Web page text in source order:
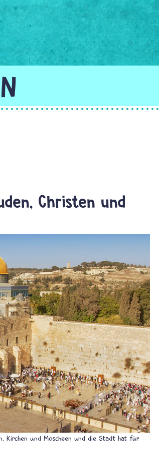
Christen und
Kirchen und Moscheen und die Stadt hat für